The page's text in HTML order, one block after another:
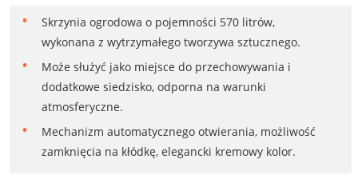
Skrzynia ogrodowa o pojemności 570 litrów,
wykonana z wytrzymałego tworzywa sztucznego.
Może służyć jako miejsce do przechowywania i
dodatkowe siedzisko, odporna na warunki
atmosferyczne.
Mechanizm automatycznego otwierania, możliwość
zamknięcia na kłódkę, elegancki kremowy kolor.